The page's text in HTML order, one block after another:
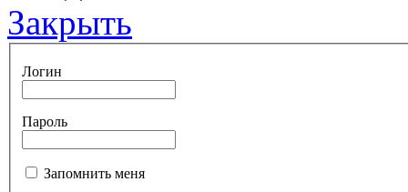
Закрыть
Логин
Пароль
Запомнить меня